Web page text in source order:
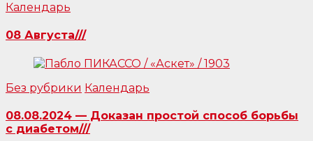
Календарь
08 Августа///
Без рубрики Календарь
08.08.2024 — Доказан простой способ борьбы
с диабетом///